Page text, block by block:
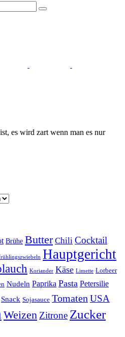
es wird zart wenn man es nur
Brühe Butter Chili Cocktail
Hauptgericht
Koriander Käse Limette Lorbeer
Nudeln Paprika Pasta Petersilie
Snack Sojasauce TomatenUSA
Weizen Zitrone Zucker